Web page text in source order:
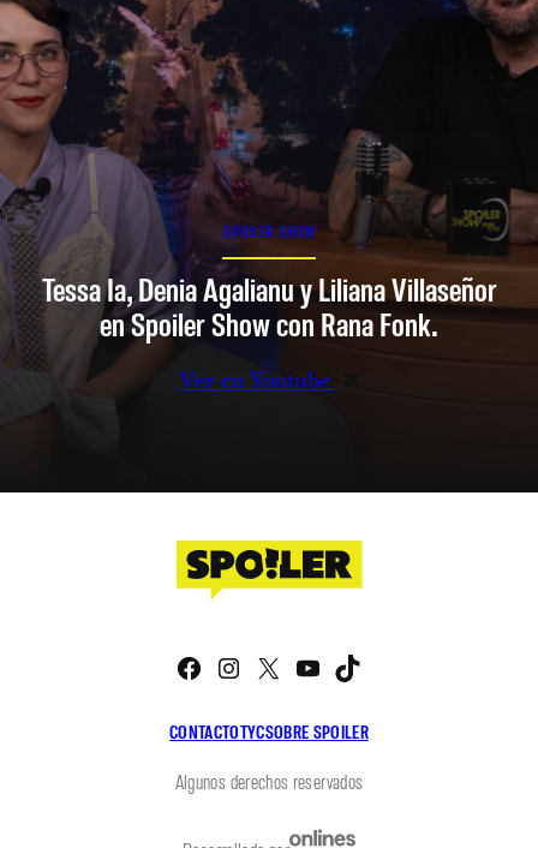
SPOILER SHOW
Tessa Ia, Denia Agalianu y Liliana Villaseñor
en Spoiler Show con Rana Fonk.
Ver en Youtube
CONTACTOTYCSOBRE SPOILER
Facebook
Instagram
X YouTube
Algunos derechos reservados